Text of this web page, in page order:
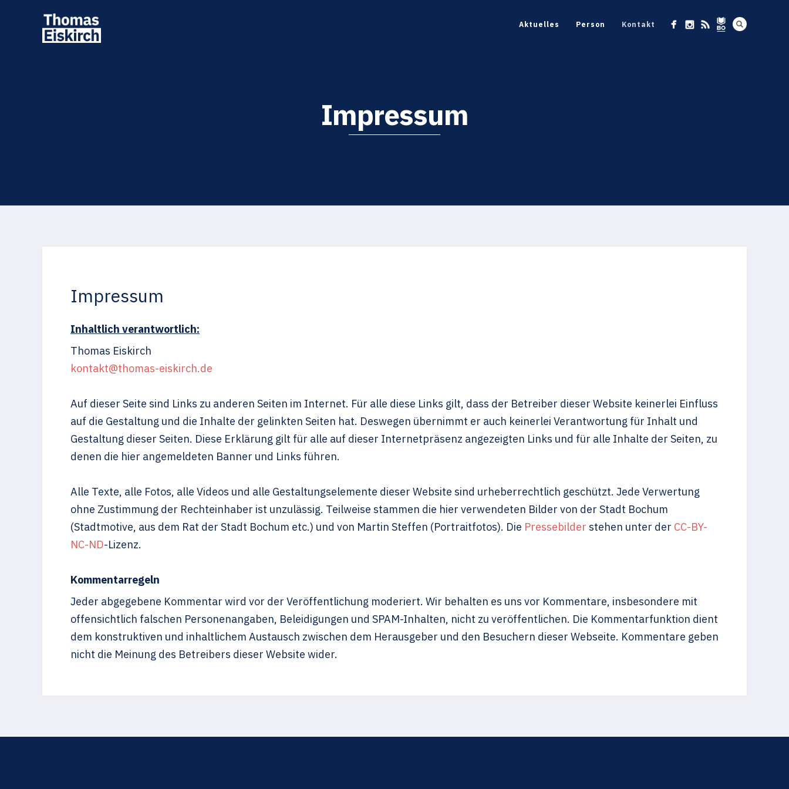
Aktuelles Person Kontakt
Impressum
Impressum
Inhaltlich verantwortlich:
Thomas Eiskirch
kontakt@thomas-eiskirch.de
Auf dieser Seite sind Links zu anderen Seiten im Internet. Für alle diese Links gilt, dass der Betreiber dieser Website keinerlei Einfluss
auf die Gestaltung und die Inhalte der gelinkten Seiten hat. Deswegen übernimmt er auch keinerlei Verantwortung für Inhalt und
Gestaltung dieser Seiten. Diese Erklärung gilt für alle auf dieser Internetpräsenz angezeigten Links und für alle Inhalte der Seiten, zu
denen die hier angemeldeten Banner und Links führen.
Alle Texte, alle Fotos, alle Videos und alle Gestaltungselemente dieser Website sind urheberrechtlich geschützt. Jede Verwertung
ohne Zustimmung der Rechteinhaber ist unzulässig. Teilweise stammen die hier verwendeten Bilder von der Stadt Bochum
(Stadtmotive, aus dem Rat der Stadt Bochum etc.) und von Martin Steffen (Portraitfotos). Die Pressebilder stehen unter der CC-BY-
NC-ND-Lizenz.
Kommentarregeln
Jeder abgegebene Kommentar wird vor der Veröffentlichung moderiert. Wir behalten es uns vor Kommentare, insbesondere mit
offensichtlich falschen Personenangaben, Beleidigungen und SPAM-Inhalten, nicht zu veröffentlichen. Die Kommentarfunktion dient
dem konstruktiven und inhaltlichem Austausch zwischen dem Herausgeber und den Besuchern dieser Webseite. Kommentare geben
nicht die Meinung des Betreibers dieser Website wider.